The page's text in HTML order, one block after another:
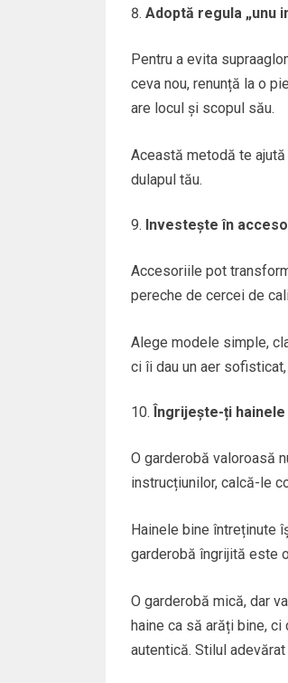
Adoptă regula „unu
Pentru a evita
ceva nou, renunță la o
are locul și scopul său.
Această metodă te
dulapul tău.
Investește în
Accesoriile pot
pereche de cercei de
Alege modele simple,
ci îi dau un aer
Îngrijește-ți hainele
O garderobă valoroasă
instrucțiunilor, calcă-le
Hainele bine întreținute
garderobă îngrijită este
O garderobă mică, dar
haine ca să arăți bine,
autentică. Stilul